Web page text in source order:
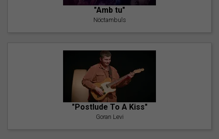
"Amb tu"
Nöctambuls
"Postlude To A Kiss"
Goran Levi